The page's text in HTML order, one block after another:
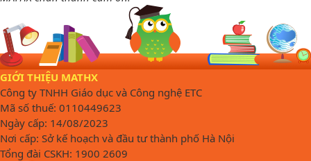
GIỚI THIỆU MATHX
Công ty TNHH Giáo dục và Công nghệ ETC
Mã số thuế: 0110449623
Ngày cấp: 14/08/2023
Nơi cấp: Sở kế hoạch và đầu tư thành phố Hà Nội
Tổng đài CSKH: 1900 2609